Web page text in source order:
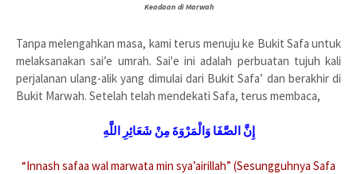
Keadaan di Marwah
Tanpa melengahkan masa, kami terus menuju ke Bukit Safa untuk
melaksanakan sai’e umrah. Sai'e ini adalah perbuatan tujuh kali
perjalanan ulang-alik yang dimulai dari Bukit Safa’ dan berakhir di
Bukit Marwah. Setelah telah mendekati Safa, terus membaca,
إِنَّ الصَّفَا وَالْمَرْوَةَ مِنْ شَعَائِرِ اللَّهِ
“Innash safaa wal marwata min sya’airillah” (Sesungguhnya Safa